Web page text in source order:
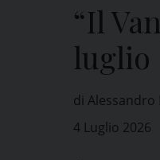
“Il
luglio
di Alessandro
4 Luglio 2026